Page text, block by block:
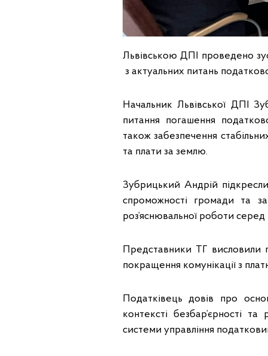
Львівською ДПІ проведено
з актуальних питань
Начальник Львівської ДПІ
питання погашення
також забезпечення
та плати за землю.
Зубрицький Андрій
спроможності громади та
роз’яснювальної роботи серед
Представники ТГ висловили
покращення комунікації з
Податківець довів про
контексті безбар’єрності
системи управління